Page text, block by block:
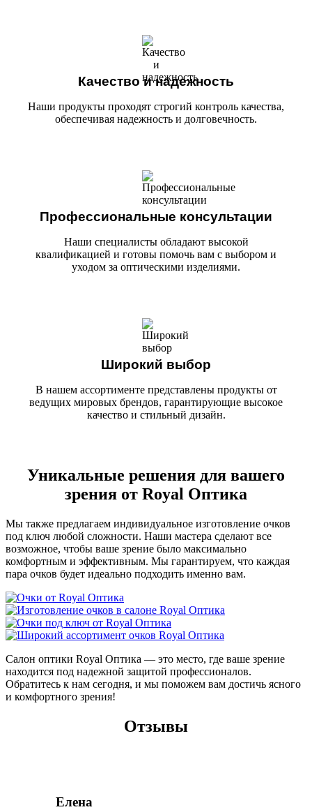
Качество и надежность
Наши продукты проходят строгий контроль качества,
обеспечивая надежность и долговечность.
Профессиональные консультации
Наши специалисты обладают высокой
квалификацией и готовы помочь вам с выбором и
уходом за оптическими изделиями.
Широкий выбор
В нашем ассортименте представлены продукты от
ведущих мировых брендов, гарантирующие высокое
качество и стильный дизайн.
Уникальные решения для вашего
зрения от Royal Оптика
Мы также предлагаем индивидуальное изготовление очков
под ключ любой сложности. Наши мастера сделают все
возможное, чтобы ваше зрение было максимально
комфортным и эффективным. Мы гарантируем, что каждая
пара очков будет идеально подходить именно вам.
Салон оптики Royal Оптика — это место, где ваше зрение
находится под надежной защитой профессионалов.
Обратитесь к нам сегодня, и мы поможем вам достичь ясного
и комфортного зрения!
Отзывы
Елена